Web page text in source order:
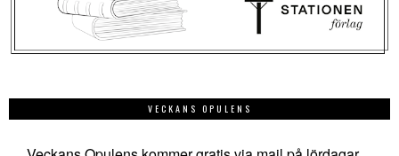
VECKANS OPULENS